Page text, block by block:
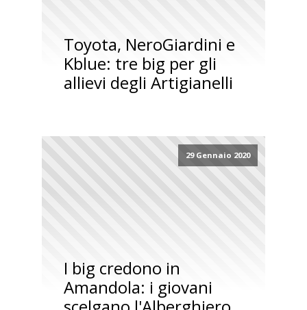
Toyota, NeroGiardini e
Kblue: tre big per gli
allievi degli Artigianelli
29 Gennaio 2020
I big credono in
Amandola: i giovani